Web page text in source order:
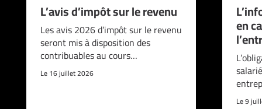
L’avis d’impôt sur le revenu
Les avis 2026 d’impôt sur le revenu
seront mis à disposition des
contribuables au cours…
Le 16 juillet 2026
en
Le 9